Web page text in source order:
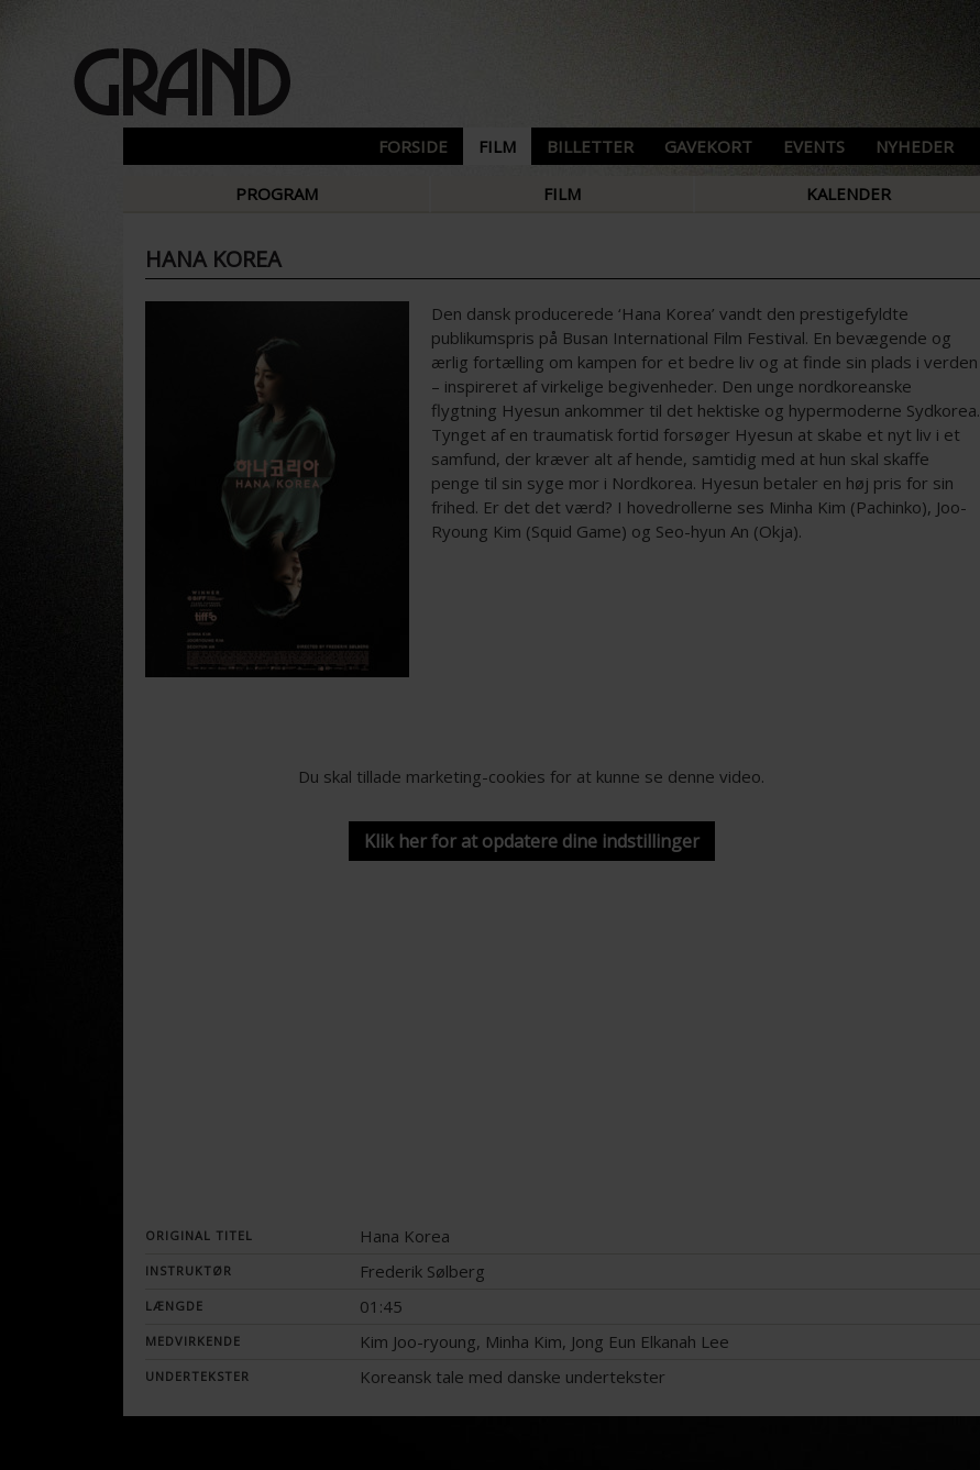
FORSIDE FILM BILLETTER GAVEKORT EVENTS NYHEDER
PROGRAM FILM KALENDER
HANA KOREA
Den dansk producerede ‘Hana Korea’ vandt den prestigefyldte
publikumspris på Busan International Film Festival. En bevægende og
ærlig fortælling om kampen for et bedre liv og at finde sin plads i verden
– inspireret af virkelige begivenheder. Den unge nordkoreanske
flygtning Hyesun ankommer til det hektiske og hypermoderne Sydkorea.
Tynget af en traumatisk fortid forsøger Hyesun at skabe et nyt liv i et
samfund, der kræver alt af hende, samtidig med at hun skal skaffe
penge til sin syge mor i Nordkorea. Hyesun betaler en høj pris for sin
frihed. Er det det værd? I hovedrollerne ses Minha Kim (Pachinko), Joo-
Ryoung Kim (Squid Game) og Seo-hyun An (Okja).
Du skal tillade marketing-cookies for at kunne se denne video.
Klik her for at opdatere dine indstillinger
ORIGINAL TITEL Hana Korea
INSTRUKTØR Frederik Sølberg
LÆNGDE 01:45
MEDVIRKENDE Kim Joo-ryoung, Minha Kim, Jong Eun Elkanah Lee
UNDERTEKSTER Koreansk tale med danske undertekster